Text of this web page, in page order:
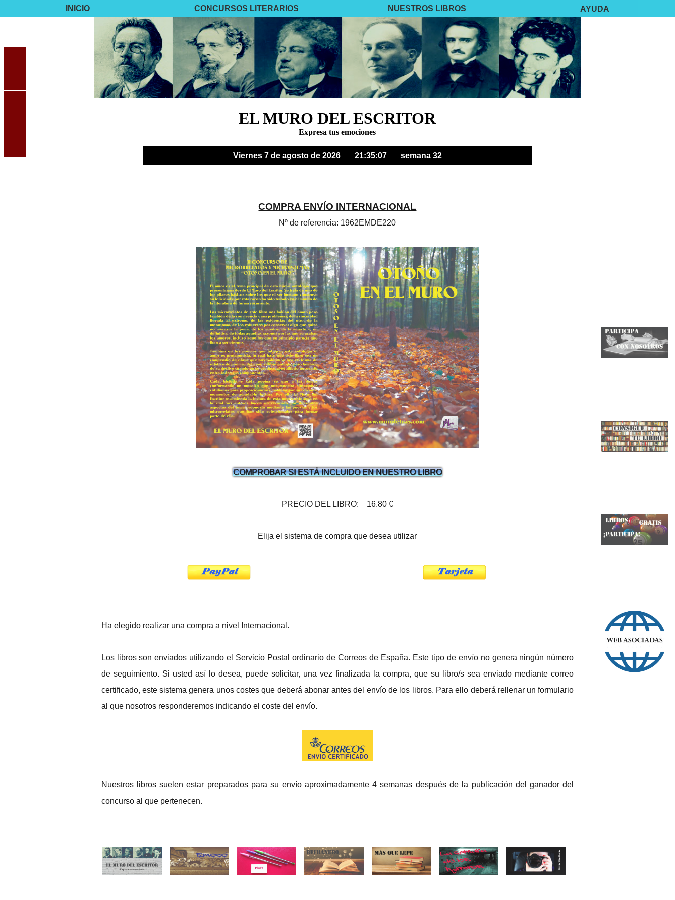
INICIO CONCURSOS LITERARIOS NUESTROS LIBROS AYUDA
EL MURO DEL ESCRITOR
Expresa tus emociones
Viernes 7 de agosto de 2026 21:35:08semana 32
COMPRA ENVÍO INTERNACIONAL
Nº de referencia: 1962EMDE220
COMPROBAR SI ESTÁ INCLUIDO EN NUESTRO LIBRO
PRECIO DEL LIBRO: 16.80 €
Elija el sistema de compra que desea utilizar
Ha elegido realizar una compra a nivel Internacional.
Los libros son enviados utilizando el Servicio Postal ordinario de Correos de España. Este tipo de envío no genera ningún número
de seguimiento. Si usted así lo desea, puede solicitar, una vez finalizada la compra, que su libro/s sea enviado mediante correo
certificado, este sistema genera unos costes que deberá abonar antes del envío de los libros. Para ello deberá rellenar un formulario
al que nosotros responderemos indicando el coste del envío.
Nuestros libros suelen estar preparados para su envío aproximadamente 4 semanas después de la publicación del ganador del
concurso al que pertenecen.